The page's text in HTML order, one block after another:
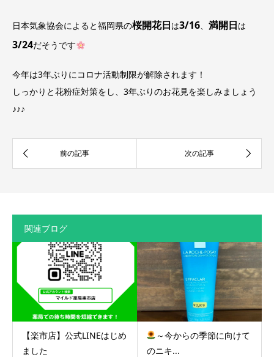
日本気象協会によると福岡県の桜開花日は3/16、 満開日は
3/24だそうです
今年は3年ぶりにコロナ活動制限が解除されます！
しっかりと花粉症対策をし、3年ぶりのお花見を楽しみましょう
♪♪♪
関連ブログ
【楽市店】公式LINEはじめ
ました
～今からの季節に向けて
のニキ...